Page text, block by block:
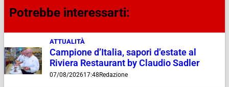
Potrebbe interessarti:
ATTUALITÀ
Campione d’Italia, sapori d’estate al
Riviera Restaurant by Claudio Sadler
07/08/202617:48 Redazione